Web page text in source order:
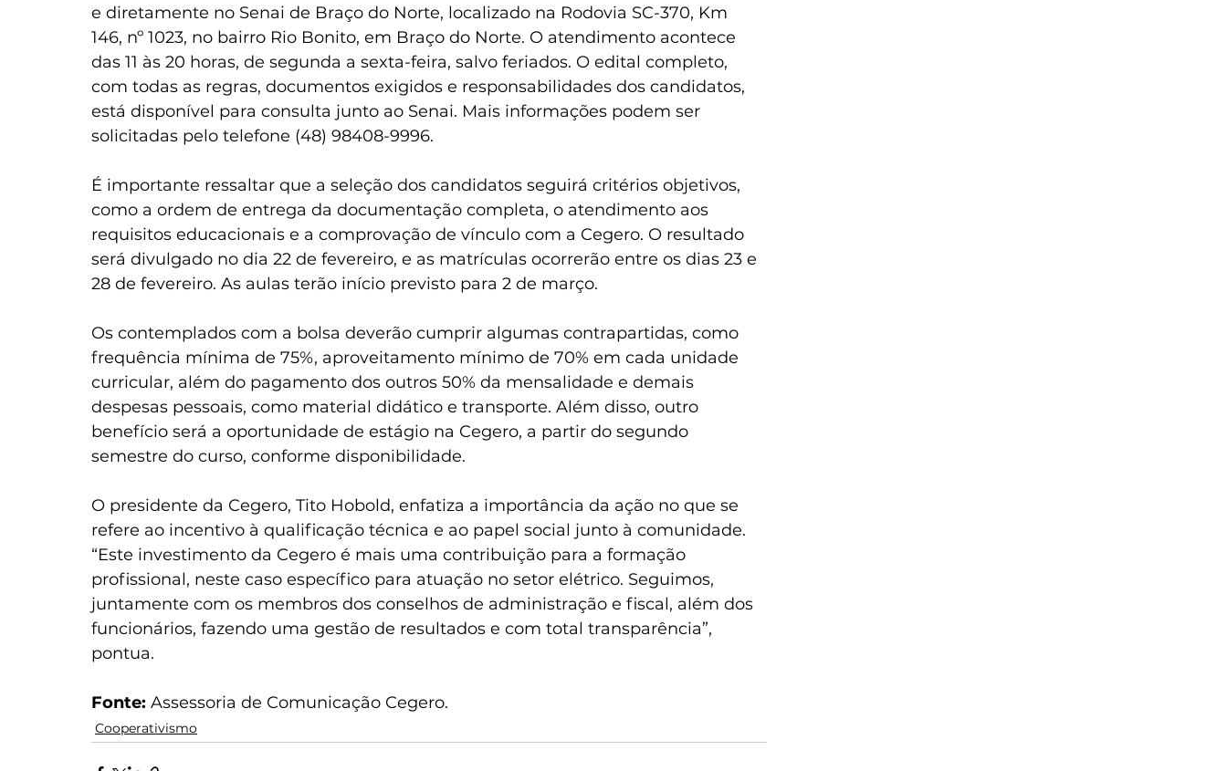
e diretamente no Senai de Braço do Norte, localizado na Rodovia SC-370, Km
146, nº 1023, no bairro Rio Bonito, em Braço do Norte. O atendimento acontece
das 11 às 20 horas, de segunda a sexta-feira, salvo feriados. O edital completo,
com todas as regras, documentos exigidos e responsabilidades dos candidatos,
está disponível para consulta junto ao Senai. Mais informações podem ser
solicitadas pelo telefone (48) 98408-9996.
É importante ressaltar que a seleção dos candidatos seguirá critérios objetivos,
como a ordem de entrega da documentação completa, o atendimento aos
requisitos educacionais e a comprovação de vínculo com a Cegero. O resultado
será divulgado no dia 22 de fevereiro, e as matrículas ocorrerão entre os dias 23 e
28 de fevereiro. As aulas terão início previsto para 2 de março.
Os contemplados com a bolsa deverão cumprir algumas contrapartidas, como
frequência mínima de 75%, aproveitamento mínimo de 70% em cada unidade
curricular, além do pagamento dos outros 50% da mensalidade e demais
despesas pessoais, como material didático e transporte. Além disso, outro
benefício será a oportunidade de estágio na Cegero, a partir do segundo
semestre do curso, conforme disponibilidade.
O presidente da Cegero, Tito Hobold, enfatiza a importância da ação no que se
refere ao incentivo à qualificação técnica e ao papel social junto à comunidade.
“Este investimento da Cegero é mais uma contribuição para a formação
profissional, neste caso específico para atuação no setor elétrico. Seguimos,
juntamente com os membros dos conselhos de administração e fiscal, além dos
funcionários, fazendo uma gestão de resultados e com total transparência”,
pontua.
Fonte: Assessoria de Comunicação Cegero.
Cooperativismo